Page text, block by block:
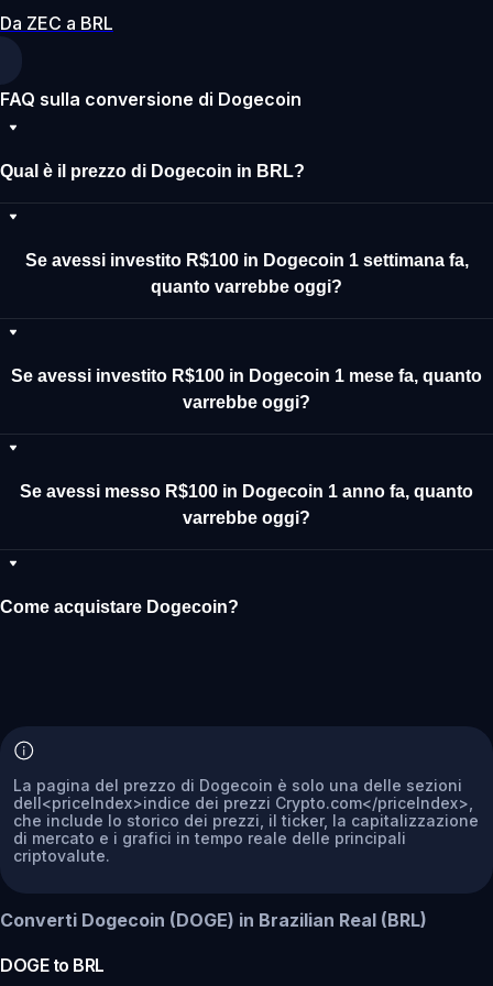
Da ZEC a BRL
FAQ sulla conversione di Dogecoin
Qual è il prezzo di Dogecoin in BRL?
Se avessi investito R$100 in Dogecoin 1 settimana fa,
quanto varrebbe oggi?
Se avessi investito R$100 in Dogecoin 1 mese fa, quanto
varrebbe oggi?
Se avessi messo R$100 in Dogecoin 1 anno fa, quanto
varrebbe oggi?
Come acquistare Dogecoin?
La pagina del prezzo di Dogecoin è solo una delle sezioni
dell<priceIndex>indice dei prezzi Crypto.com</priceIndex>,
che include lo storico dei prezzi, il ticker, la capitalizzazione
di mercato e i grafici in tempo reale delle principali
criptovalute.
Converti Dogecoin (DOGE) in Brazilian Real (BRL)
DOGEto BRL